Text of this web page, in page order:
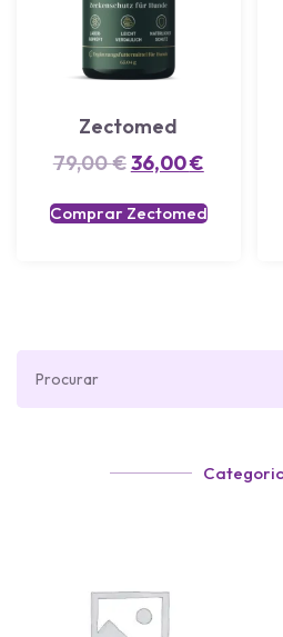
Zectomed
79,00€36,00€
Comprar Zectomed